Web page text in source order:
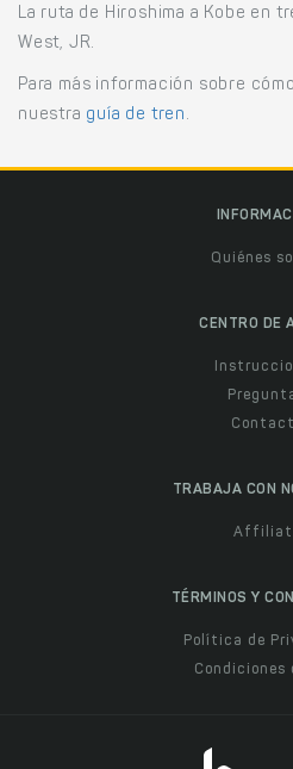
La ruta de Hiroshima a Kobe en
West, JR.
Para más información sobre
nuestra guía de tren .
Quiénes
CENTRO DE
TRABAJA CON
TÉRMINOS Y
Política de
Condiciones